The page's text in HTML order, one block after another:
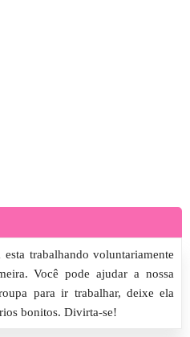
trabalhando voluntariamente
Você pode ajudar a nossa
para ir trabalhar, deixe ela
bonitos. Divirta-se!